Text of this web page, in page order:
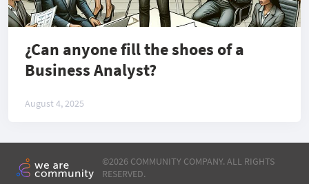
¿Can anyone fill the shoes of a
Business Analyst?
August 4, 2025
©2026 COMMUNITY COMPANY. ALL RIGHTS
RESERVED.